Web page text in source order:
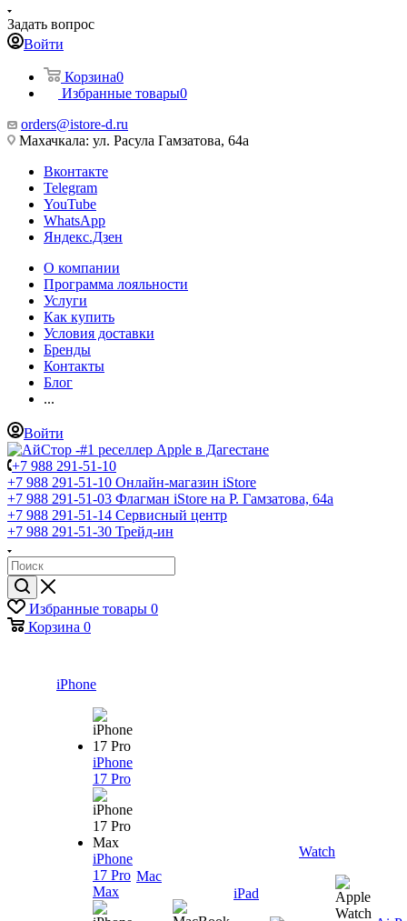
Задать вопрос
Войти
Корзина0
Избранные товары0
orders@istore-d.ru
Махачкала: ул. Расула Гамзатова, 64а
Вконтакте
Telegram
YouTube
WhatsApp
Яндекс.Дзен
О компании
Программа лояльности
Услуги
Как купить
Условия доставки
Бренды
Контакты
Блог
...
Войти
+7 988 291-51-10
+7 988 291-51-10 Онлайн-магазин iStore
+7 988 291-51-03 Флагман iStore на Р. Гамзатова, 64а
+7 988 291-51-14 Сервисный центр
+7 988 291-51-30 Трейд-ин
Избранные товары 0
Корзина 0
iPhone
iPhone
17 Pro
iPhone
17 Pro
Max
Mac
iPad
Watch